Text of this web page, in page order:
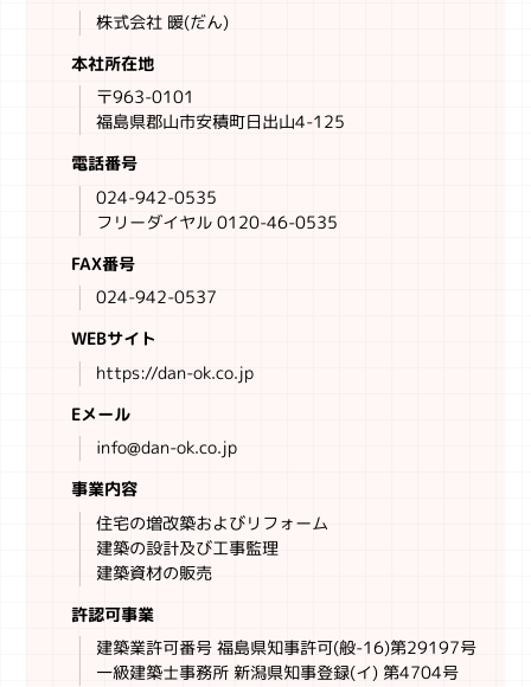
株式会社 暖(だん)
本社所在地
〒963-0101
福島県郡山市安積町日出山4-125
電話番号
024-942-0535
フリーダイヤル 0120-46-0535
FAX番号
024-942-0537
WEBサイト
https://dan-ok.co.jp
Eメール
info@dan-ok.co.jp
事業内容
住宅の増改築およびリフォーム
建築の設計及び工事監理
建築資材の販売
許認可事業
建築業許可番号 福島県知事許可(般-16)第29197号
一級建築士事務所 新潟県知事登録(イ) 第4704号